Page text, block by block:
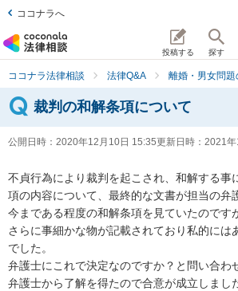
ココナラへ
投稿する 探す
ココナラ法律相談 法律Q&A 離婚・男女問題
裁判の和解条項について
公開日時： 2020年12月10日 15:35更新日時： 2021
不貞行為により裁判を起こされ、和解する事
項の内容について、最終的な文書が担当の弁
今まである程度の和解条項を見ていたのです
さらに事細かな物が記載されており私的には
でした。
弁護士にこれで決定なのですか？と問い合わ
弁護士から了解を得たので合意が成立しまし